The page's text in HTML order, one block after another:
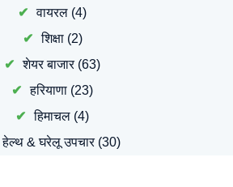
वायरल (4)
शिक्षा(2)
शेयर बाजार(63)
हरियाणा (23)
हिमाचल (4)
हेल्थ & घरेलू उपचार(30)